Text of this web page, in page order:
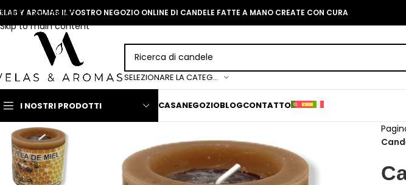
Skip to navigation
Skip to main content
Y AROMAS IL VOSTRO NEGOZIO ONLINE DI CANDELE FATTE A MANO CREATE CON CURA
SELEZIONARE LA CATEGORIA
I NOSTRI PRODOTTI CASANEGOZIOBLOGCONTATTO